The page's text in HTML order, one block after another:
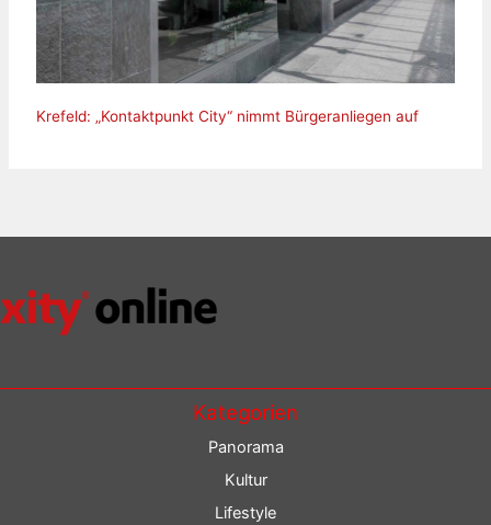
Krefeld: „Kontaktpunkt City“ nimmt Bürgeranliegen auf
Kategorien
Panorama
Kultur
Lifestyle